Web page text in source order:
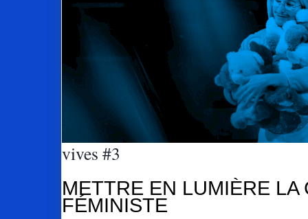
vives #3
METTRE EN LUMIÈRE LA
FÉMINISTE